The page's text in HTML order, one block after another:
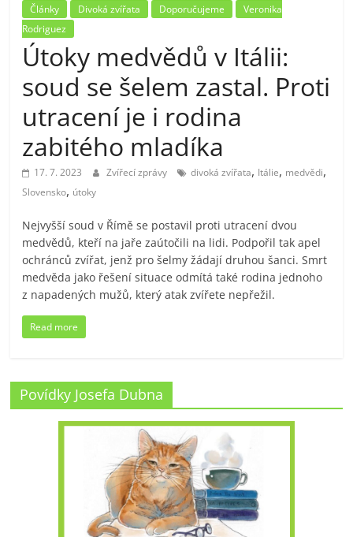
Články Divoká zvířata Doporučujeme
Veronika
Rodriguez
Útoky medvědů v Itálii:
soud se šelem zastal. Proti
utracení je i rodina
zabitého mladíka
17. 7. 2023 Zvířecí zprávy divoká zvířata, Itálie, medvědi,
Slovensko, útoky
Nejvyšší soud v Římě se postavil proti utracení dvou
medvědů, kteří na jaře zaútočili na lidi. Podpořil tak apel
ochránců zvířat, jenž pro šelmy žádají druhou šanci. Smrt
medvěda jako řešení situace odmítá také rodina jednoho
z napadených mužů, který atak zvířete nepřežil.
Read more
Povídky Josefa Dubna